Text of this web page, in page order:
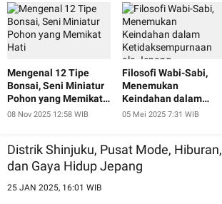
Mengenal 12 Tipe
Bonsai, Seni Miniatur
Pohon yang Memikat
Hati
08 Nov 2025 12:58 WIB
Filosofi Wabi-Sabi,
Menemukan
Keindahan dalam
Ketidaksempurnaan
05 Mei 2025 7:31 WIB
Distrik Shinjuku, Pusat Mode, Hiburan,
dan Gaya Hidup Jepang
25 JAN 2025, 16:01 WIB